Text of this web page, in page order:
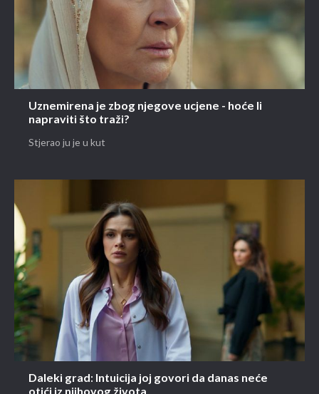
Uznemirena je zbog njegove ucjene - hoće li
napraviti što traži?
Stjerao ju je u kut
Daleki grad: Intuicija joj govori da danas neće